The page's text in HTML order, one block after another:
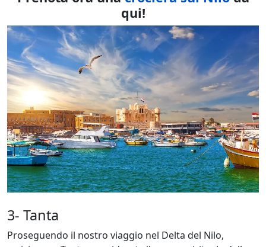
qui!
3- Tanta
Proseguendo il nostro viaggio nel Delta del Nilo,